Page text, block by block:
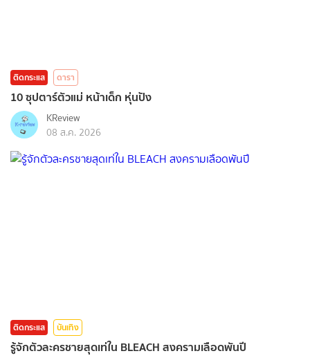
ติดกระแส ดารา
10 ซุปตาร์ตัวแม่ หน้าเด็ก หุ่นปัง
KReview
08 ส.ค. 2026
ติดกระแส บันเทิง
รู้จักตัวละครชายสุดเท่ใน BLEACH สงครามเลือดพันปี